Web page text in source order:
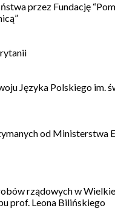
przez Fundację
Języka Polskiego
od Ministerstwa
rządowych w
prof. Leona Bilińskiego